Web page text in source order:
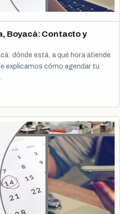
Boyacá: Contacto y
dónde está, a qué hora atiende
explicamos cómo agendar tu